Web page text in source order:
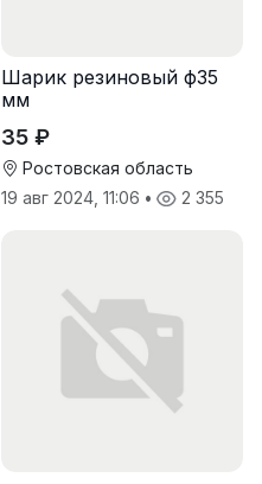
Шарик резиновый ф35
мм
35 ₽
Ростовская область
19 авг 2024, 11:06 • 2 355